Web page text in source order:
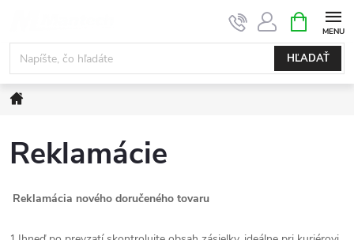
obsah
HĽADAŤ
KOŠÍK
Reklamácie
Reklamácia nového doručeného tovaru